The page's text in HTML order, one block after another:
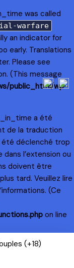
was called
warfare
an indicator for
early. Translations
Please see
(This message
public_html/wp-
a été
de la traduction
été déclenché trop
l’extension ou
doivent être
tard. Veuillez lire
(Ce
on line
(+18)